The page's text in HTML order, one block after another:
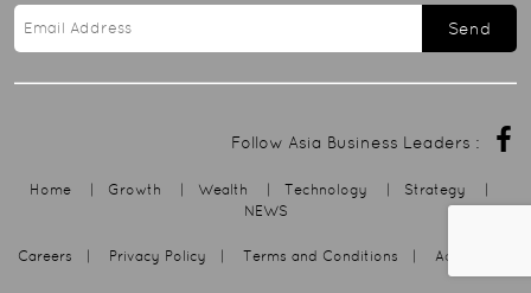
Send
Follow Asia Business Leaders :
Home Growth Wealth Technology Strategy
NEWS
Careers Privacy Policy Terms and Conditions Advertising